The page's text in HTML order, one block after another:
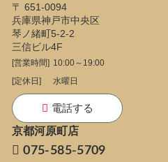
〒 651-0094
兵庫県神戸市中央区
琴ノ緒町5-2-2
三信ビル4F
[営業時間] 10:00～19:00
[定休日]
水曜日
電話する
京都河原町店
075-585-5709